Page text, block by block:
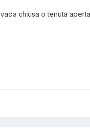
chiusa o tenuta